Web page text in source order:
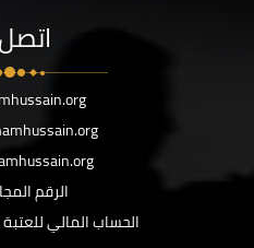
الرقم
الحساب المالي